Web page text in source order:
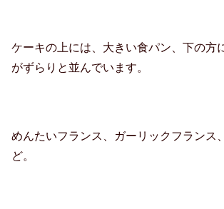
ケーキの上には、大きい食パン、下の方
がずらりと並んでいます。
めんたいフランス、ガーリックフランス
ど。